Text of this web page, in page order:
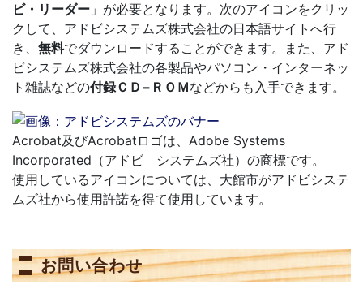
ビ・リーダー 」が必要となります。次のアイコンをクリッ
クして、アドビシステムズ株式会社の日本語サイトへ行
き、 無料でダウンロードすることができます。また、アド
ビシステムズ株式会社の各製品やパソコン・インターネッ
ト雑誌などの付録ＣＤ−ＲＯＭなどからも入手できます。
Acrobat及びAcrobatロゴは、Adobe Systems
Incorporated（アドビ システムズ社）の商標です。
使用しているアイコンについては、大館市がアドビシステ
ムズ社から使用許諾を得て使用しています。
お問い合わせ